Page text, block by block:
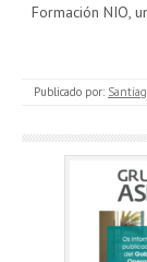
Formación NIO,
Publicado por: